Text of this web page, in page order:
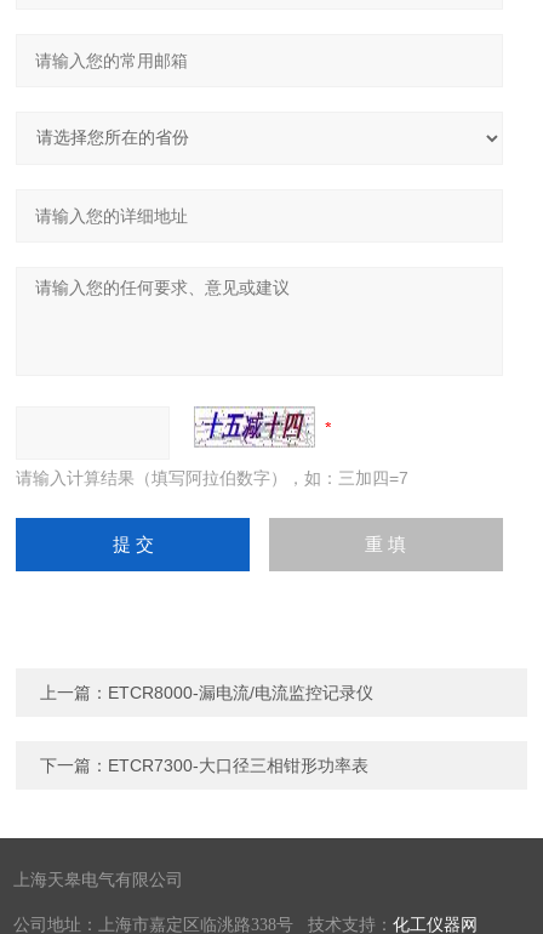
请输入计算结果（填写阿拉伯数字），如：三加四=7
上一篇： ETCR8000-漏电流/电流监控记录仪
下一篇： ETCR7300-大口径三相钳形功率表
上海天皋电气有限公司
公司地址：上海市嘉定区临洮路338号 技术支持：化工仪器网